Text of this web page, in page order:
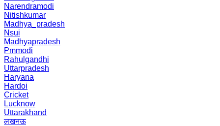
Narendramodi
Nitishkumar
Madhya_pradesh
Nsui
Madhyapradesh
Pmmodi
Rahulgandhi
Uttarpradesh
Haryana
Hardoi
Cricket
Lucknow
Uttarakhand
लखनऊ